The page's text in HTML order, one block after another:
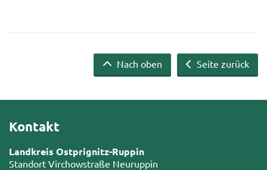
Seite zurück
Nach oben
Kontakt
Landkreis Ostprignitz-Ruppin
Standort Virchowstraße Neuruppin